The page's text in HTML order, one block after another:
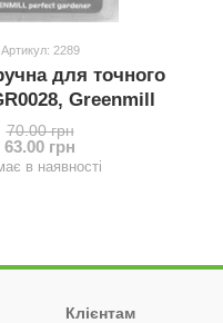
Артикул: 2289
для точного
Greenmill
70.00 грн
63.00 грн
в наявності
Клієнтам